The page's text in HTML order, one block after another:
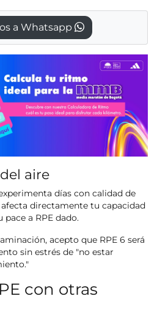
a Whatsapp
aire
días con calidad de
directamente tu capacidad
a RPE dado.
acepto que RPE 6 será
sin estrés de "no estar
con otras